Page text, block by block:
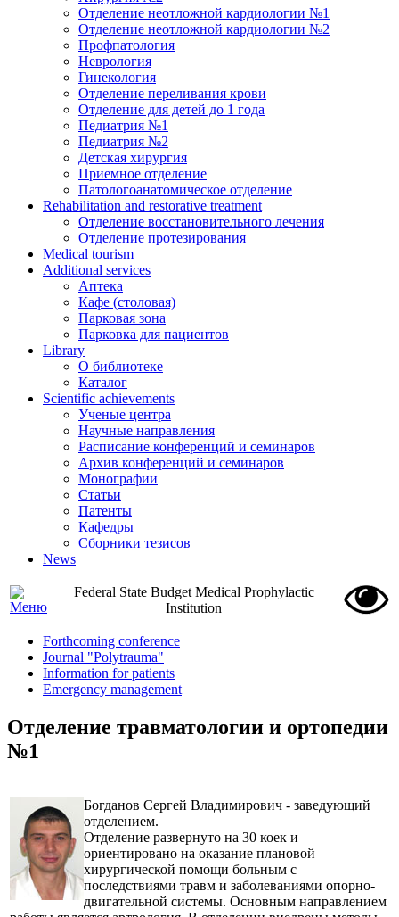
Отделение неотложной кардиологии №1
Отделение неотложной кардиологии №2
Профпатология
Неврология
Гинекология
Отделение переливания крови
Отделение для детей до 1 года
Педиатрия №1
Педиатрия №2
Детская хирургия
Приемное отделение
Патологоанатомическое отделение
Rehabilitation and restorative treatment
Отделение восстановительного лечения
Отделение протезирования
Medical tourism
Additional services
Аптека
Кафе (столовая)
Парковая зона
Парковка для пациентов
Library
О библиотеке
Каталог
Scientific achievements
Ученые центра
Научные направления
Расписание конференций и семинаров
Архив конференций и семинаров
Монографии
Статьи
Патенты
Кафедры
Сборники тезисов
News
Federal State Budget Medical Prophylactic
Institution
Forthcoming conference
Journal "Polytrauma"
Information for patients
Emergency management
Отделение травматологии и ортопедии
№1
Богданов Сергей Владимирович - заведующий
отделением.
Отделение развернуто на 30 коек и
ориентировано на оказание плановой
хирургической помощи больным с
последствиями травм и заболеваниями опорно-
двигательной системы. Основным направлением